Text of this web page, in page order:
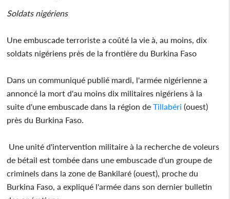
Soldats nigériens
Une embuscade terroriste a coûté la vie à, au moins, dix
soldats nigériens près de la frontière du Burkina Faso
Dans un communiqué publié mardi, l'armée nigérienne a
annoncé la mort d'au moins dix militaires nigériens à la
suite d'une embuscade dans la région deTillabéri (ouest)
près du Burkina Faso.
Une unité d'intervention militaire à la recherche de voleurs
de bétail est tombée dans une embuscade d'un groupe de
criminels dans la zone de Bankilaré (ouest), proche du
Burkina Faso, a expliqué l'armée dans son dernier bulletin